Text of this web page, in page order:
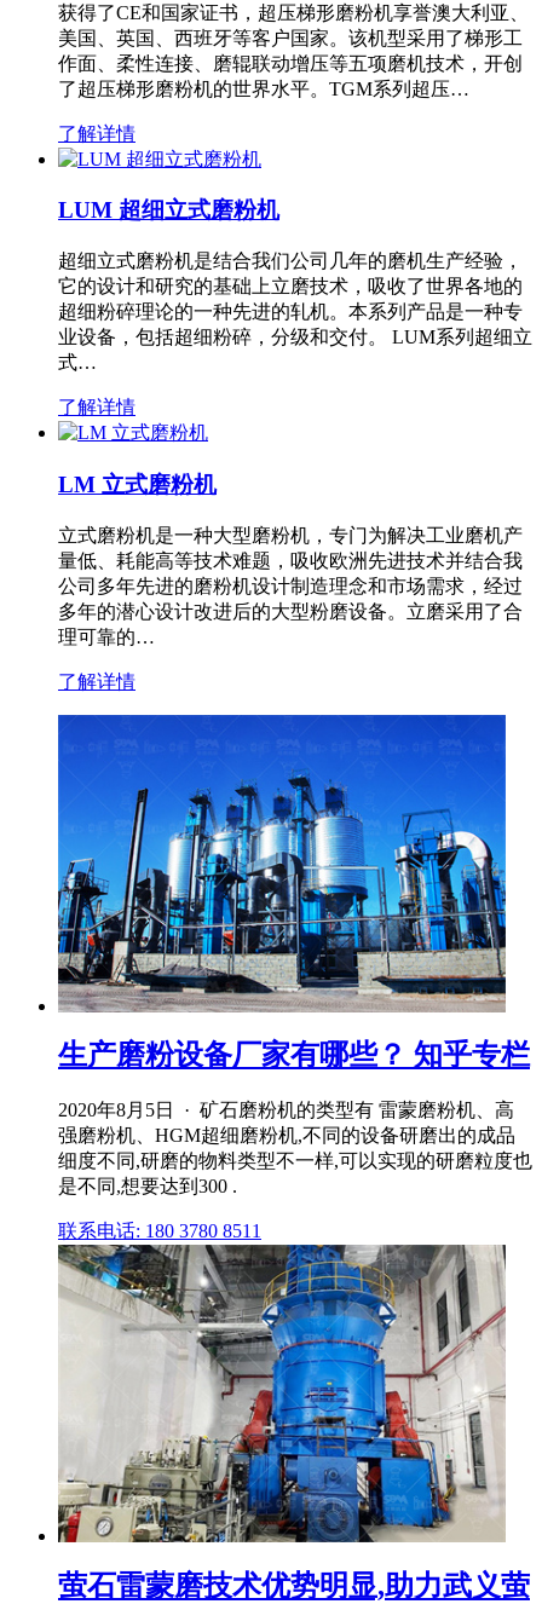
获得了CE和国家证书，超压梯形磨粉机享誉澳大利亚、
美国、英国、西班牙等客户国家。该机型采用了梯形工
作面、柔性连接、磨辊联动增压等五项磨机技术，开创
了超压梯形磨粉机的世界水平。TGM系列超压…
了解详情
LUM 超细立式磨粉机
超细立式磨粉机是结合我们公司几年的磨机生产经验，
它的设计和研究的基础上立磨技术，吸收了世界各地的
超细粉碎理论的一种先进的轧机。本系列产品是一种专
业设备，包括超细粉碎，分级和交付。 LUM系列超细立
式…
了解详情
LM 立式磨粉机
立式磨粉机是一种大型磨粉机，专门为解决工业磨机产
量低、耗能高等技术难题，吸收欧洲先进技术并结合我
公司多年先进的磨粉机设计制造理念和市场需求，经过
多年的潜心设计改进后的大型粉磨设备。立磨采用了合
理可靠的…
了解详情
生产磨粉设备厂家有哪些？ 知乎专栏
2020年8月5日 · 矿石磨粉机的类型有 雷蒙磨粉机、高
强磨粉机、HGM超细磨粉机,不同的设备研磨出的成品
细度不同,研磨的物料类型不一样,可以实现的研磨粒度也
是不同,想要达到300 .
联系电话: 180 3780 8511
萤石雷蒙磨技术优势明显,助力武义萤